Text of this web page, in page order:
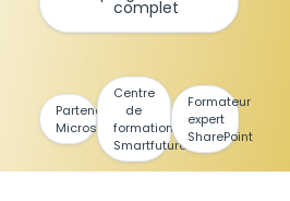
complet
Partenaire
Microsoft
Centre
de
formation
Smartfuture
Formateur
expert
SharePoint